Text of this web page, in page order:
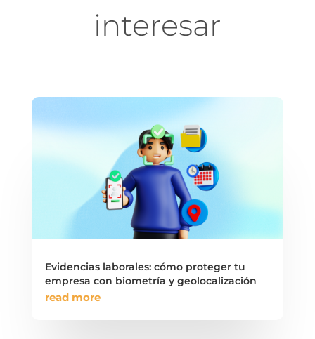
interesar
Evidencias laborales: cómo proteger tu
empresa con biometría y geolocalización
read more